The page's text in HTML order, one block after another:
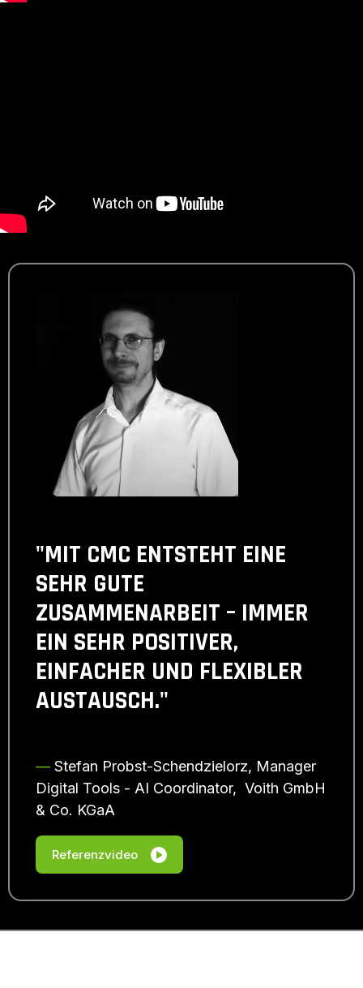
"MIT CMC ENTSTEHT EINE
SEHR GUTE
ZUSAMMENARBEIT – IMMER
EIN SEHR POSITIVER,
EINFACHER UND FLEXIBLER
AUSTAUSCH."
― Stefan Probst-Schendzielorz, Manager
Digital Tools - AI Coordinator, Voith GmbH
& Co. KGaA
Referenzvideo